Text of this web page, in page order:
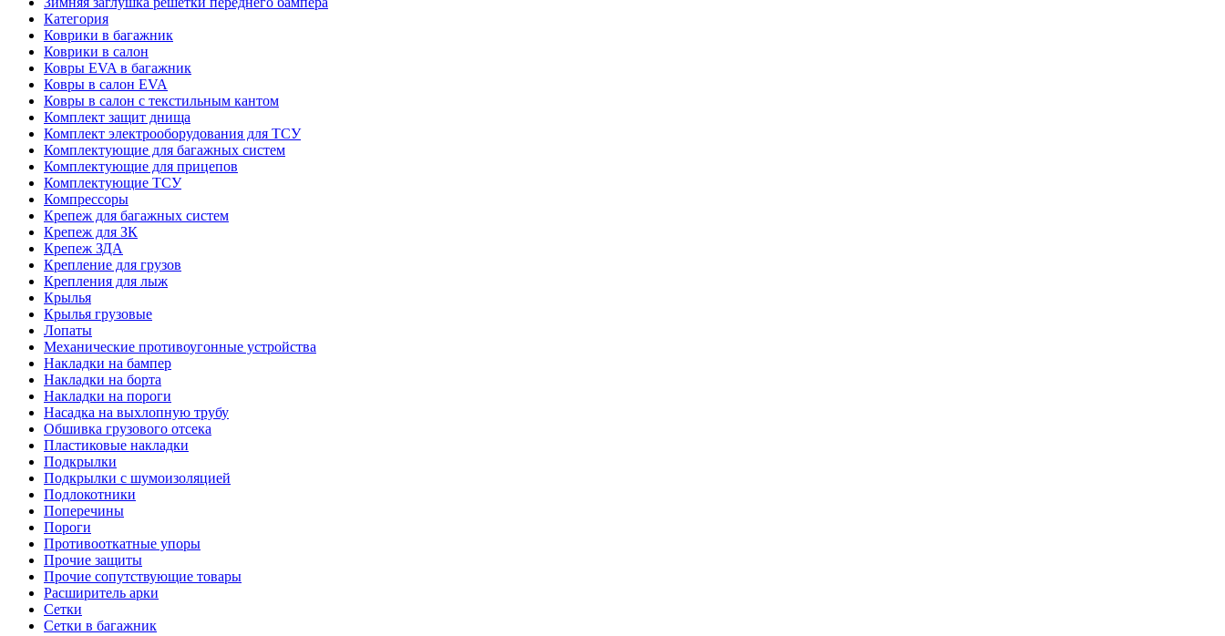
Категория
Коврики в багажник
Коврики в салон
Ковры EVA в багажник
Ковры в салон EVA
Ковры в салон с текстильным кантом
Комплект защит днища
Комплект электрооборудования для ТСУ
Комплектующие для багажных систем
Комплектующие для прицепов
Комплектующие ТСУ
Компрессоры
Крепеж для багажных систем
Крепеж для ЗК
Крепеж ЗДА
Крепление для грузов
Крепления для лыж
Крылья
Крылья грузовые
Лопаты
Механические противоугонные устройства
Накладки на бампер
Накладки на борта
Накладки на пороги
Насадка на выхлопную трубу
Обшивка грузового отсека
Пластиковые накладки
Подкрылки
Подкрылки с шумоизоляцией
Подлокотники
Поперечины
Пороги
Противооткатные упоры
Прочие защиты
Прочие сопутствующие товары
Расширитель арки
Сетки
Сетки в багажник